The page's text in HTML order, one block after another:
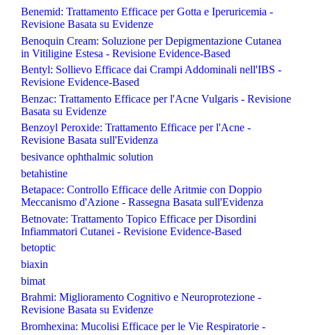
Benemid: Trattamento Efficace per Gotta e Iperuricemia -
Revisione Basata su Evidenze
Benoquin Cream: Soluzione per Depigmentazione Cutanea
in Vitiligine Estesa - Revisione Evidence-Based
Bentyl: Sollievo Efficace dai Crampi Addominali nell'IBS -
Revisione Evidence-Based
Benzac: Trattamento Efficace per l'Acne Vulgaris - Revisione
Basata su Evidenze
Benzoyl Peroxide: Trattamento Efficace per l'Acne -
Revisione Basata sull'Evidenza
besivance ophthalmic solution
betahistine
Betapace: Controllo Efficace delle Aritmie con Doppio
Meccanismo d'Azione - Rassegna Basata sull'Evidenza
Betnovate: Trattamento Topico Efficace per Disordini
Infiammatori Cutanei - Revisione Evidence-Based
betoptic
biaxin
bimat
Brahmi: Miglioramento Cognitivo e Neuroprotezione -
Revisione Basata su Evidenze
Bromhexina: Mucolisi Efficace per le Vie Respiratorie -